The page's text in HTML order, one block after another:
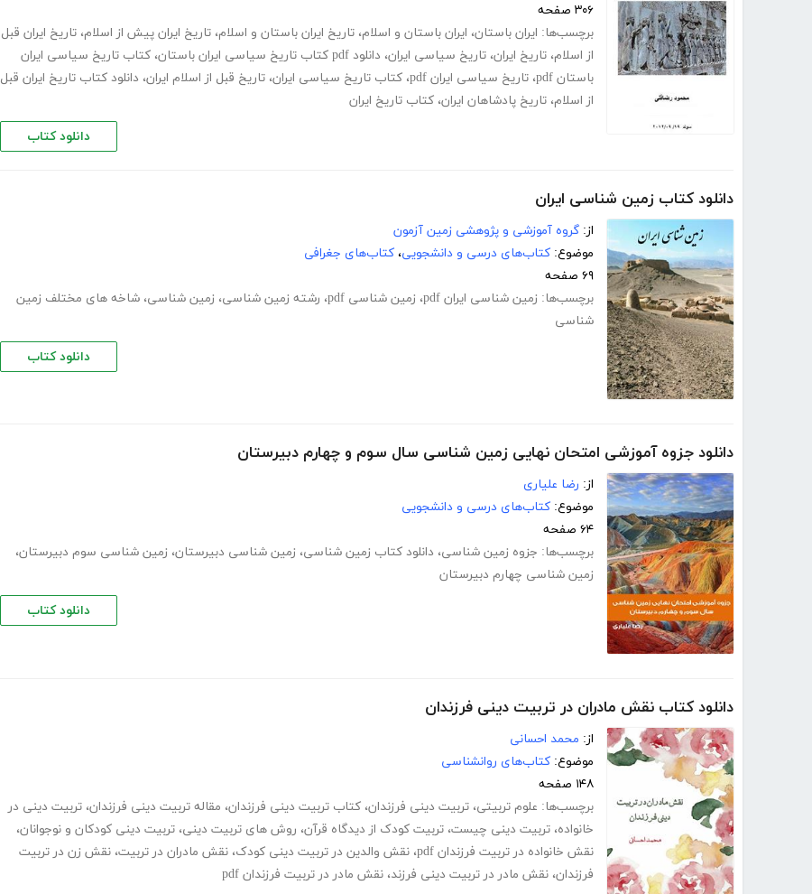
۳۰۶ صفحه
برچسب‌ها: ایران باستان، ایران باستان و اسلام، تاریخ ایران باستان و اسلام، تاریخ ایران پیش از اسلام، تاریخ ایران قبل
از اسلام، تاریخ ایران، تاریخ سیاسی ایران، دانلود pdf کتاب تاریخ سیاسی ایران باستان ، کتاب تاریخ سیاسی ایران
باستان pdf
، تاریخ سیاسی ایران pdf ، کتاب تاریخ سیاسی ایران، تاریخ قبل از اسلام ایران، دانلود کتاب تاریخ ایران قبل
از اسلام، تاریخ پادشاهان ایران، کتاب تاریخ ایران
دانلود کتاب
دانلود کتاب زمین شناسی ایران
از: گروه آموزشی و پژوهشی زمین آزمون
موضوع: کتاب‌های درسی و دانشجویی، کتاب‌های جغرافی
۶۹ صفحه
برچسب‌ها: زمین شناسی ایران pdf ، زمین شناسی pdf ، رشته زمین شناسی، زمین شناسی، شاخه های مختلف زمین
شناسی
دانلود کتاب
دانلود جزوه آموزشی امتحان نهایی زمین شناسی سال سوم و چهارم دبیرستان
از: رضا علیاری
موضوع: کتاب‌های درسی و دانشجویی
۶۴ صفحه
برچسب‌ها: جزوه زمین شناسی، دانلود کتاب زمین شناسی، زمین شناسی دبیرستان، زمین شناسی سوم دبیرستان،
زمین شناسی چهارم دبیرستان
دانلود کتاب
دانلود کتاب نقش مادران در تربیت دینی فرزندان
از: محمد احسانی
موضوع: کتاب‌های روانشناسی
۱۴۸ صفحه
برچسب‌ها: علوم تربیتی، تربیت دینی فرزندان، کتاب تربیت دینی فرزندان، مقاله تربیت دینی فرزندان، تربیت دینی در
خانواده، تربیت دینی چیست، تربیت کودک از دیدگاه قرآن، روش های تربیت دینی، تربیت دینی کودکان و نوجوانان،
نقش خانواده در تربیت فرزندان pdf
، نقش والدین در تربیت دینی کودک، نقش مادران در تربیت، نقش زن در تربیت
فرزندان، نقش مادر در تربیت دینی فرزند، نقش مادر در تربیت فرزندان pdf